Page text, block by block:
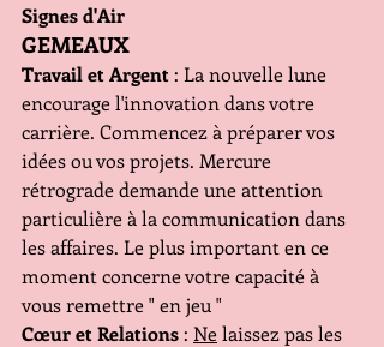
Signes d'Air
GEMEAUX
Travail et Argent : La nouvelle lune
encourage l'innovation dans votre
carrière. Commencez à préparer vos
idées ou vos projets. Mercure
rétrograde demande une attention
particulière à la communication dans
les affaires. Le plus important en ce
moment concerne votre capacité à
vous remettre " en jeu "
Cœur et Relations : Ne laissez pas les